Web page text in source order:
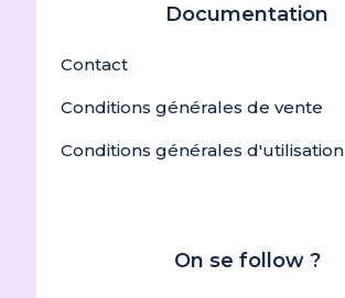
Documentation
Contact
Conditions générales de vente
Conditions générales d'utilisation
On se follow ?